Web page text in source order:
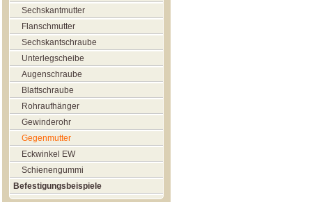
Sechskantmutter
Flanschmutter
Sechskantschraube
Unterlegscheibe
Augenschraube
Blattschraube
Rohraufhänger
Gewinderohr
Gegenmutter
Eckwinkel EW
Schienengummi
Befestigungsbeispiele